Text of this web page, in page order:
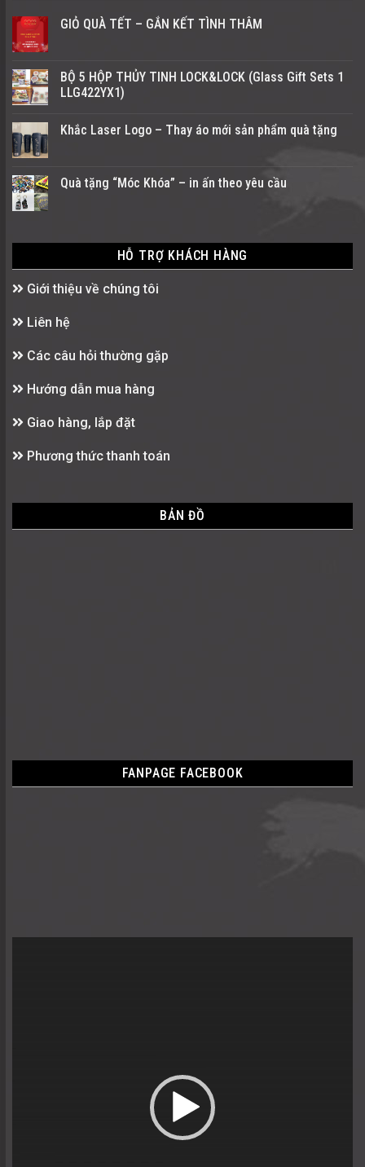
GIỎ QUÀ TẾT – GẮN KẾT TÌNH THÂM
BỘ 5 HỘP THỦY TINH LOCK&LOCK (Glass Gift Sets 1
LLG422YX1)
Khắc Laser Logo – Thay áo mới sản phẩm quà tặng
Quà tặng “Móc Khóa” – in ấn theo yêu cầu
HỖ TRỢ KHÁCH HÀNG
Giới thiệu về chúng tôi
Liên hệ
Các câu hỏi thường gặp
Hướng dẫn mua hàng
Giao hàng, lắp đặt
Phương thức thanh toán
BẢN ĐỒ
FANPAGE FACEBOOK